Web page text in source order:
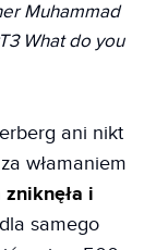
Muhammad
What do you
ani nikt
włamaniem
zniknęła i
samego